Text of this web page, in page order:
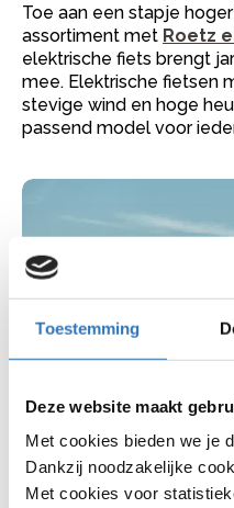
Toestemming
Deze website maakt
Met cookies bieden we je
Dankzij noodzakelijke
Met cookies voor
Toe aan een stapje
assortiment met Roetz
elektrische fiets brengt
mee. Elektrische fietsen
stevige wind en hoge
passend model voor
Test jouw
fiets bij Bike